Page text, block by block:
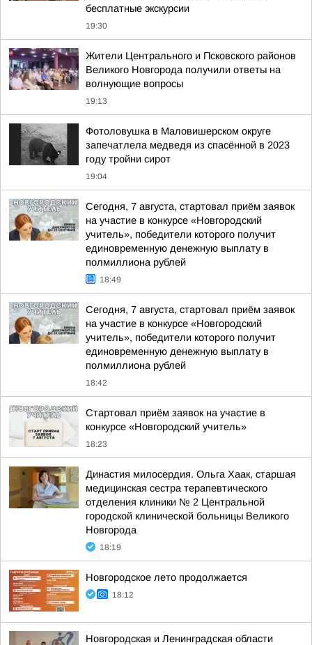
бесплатные экскурсии
19:30
Жители Центрального и Псковского районов
Великого Новгорода получили ответы на
волнующие вопросы
19:13
Фотоловушка в Маловишерском округе
запечатлела медведя из спасённой в 2023
году тройни сирот
19:04
Сегодня, 7 августа, стартовал приём заявок
на участие в конкурсе «Новгородский
учитель», победители которого получит
единовременную денежную выплату в
полмиллиона рублей
18:49
Сегодня, 7 августа, стартовал приём заявок
на участие в конкурсе «Новгородский
учитель», победители которого получит
единовременную денежную выплату в
полмиллиона рублей
18:42
Стартовал приём заявок на участие в
конкурсе «Новгородский учитель»
18:23
Династия милосердия. Ольга Хаак, старшая
медицинская сестра терапевтического
отделения клиники № 2 Центральной
городской клинической больницы Великого
Новгорода
18:19
Новгородское лето продолжается
18:12
Новгородская и Ленинградская области